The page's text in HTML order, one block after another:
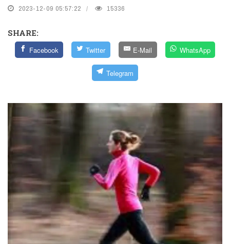
2023-12-09 05:57:22 15336
SHARE:
Facebook Twitter E-Mail WhatsApp
Telegram